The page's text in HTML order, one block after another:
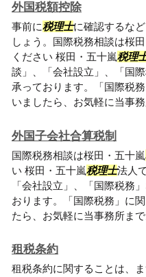
外国税額控除
事前に税理士に確認するな
しょう。国際税務相談は桜
ください 桜田・五十嵐税理
談」、「会社設立」、「国
承っております。「国際税
いましたら、お気軽に当事
外国子会社合算税制
国際税務相談は桜田・五十嵐
い 桜田・五十嵐税理士法人
「会社設立」、「国際税務
おります。「国際税務」に
たら、お気軽に当事務所ま
租税条約
租税条約に関することは、